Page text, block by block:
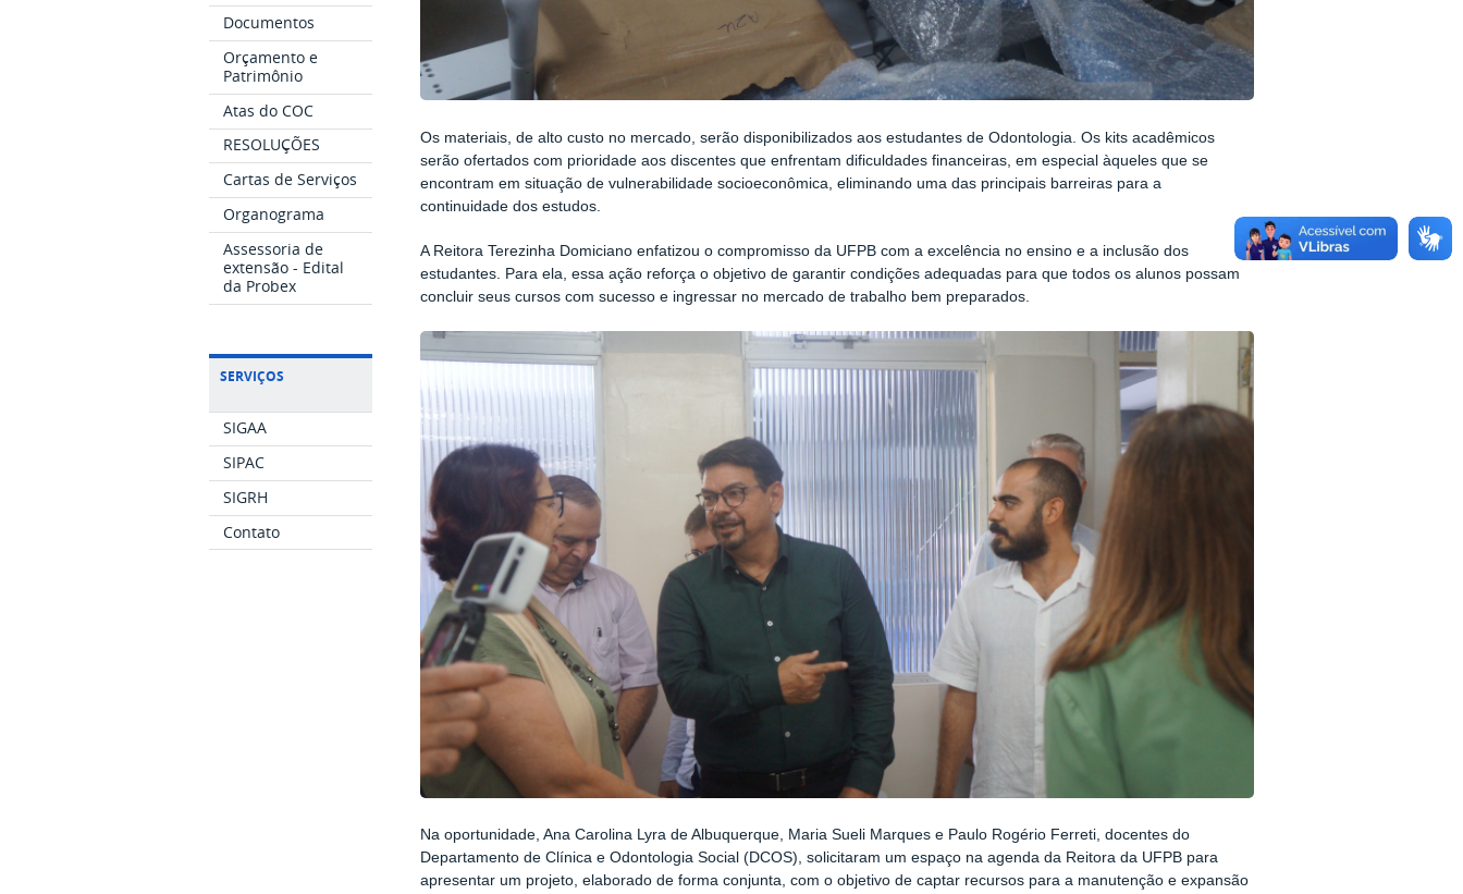
Documentos
Orçamento e
Patrimônio
Atas do COC
RESOLUÇÕES
Cartas de Serviços
Organograma
Assessoria de
extensão - Edital
da Probex
SERVIÇOS
SIGAA
SIPAC
SIGRH
Contato
Os materiais, de alto custo no mercado, serão disponibilizados aos estudantes de Odontologia. Os kits acadêmicos
serão ofertados com prioridade aos discentes que enfrentam dificuldades financeiras, em especial àqueles que se
encontram em situação de vulnerabilidade socioeconômica, eliminando uma das principais barreiras para a
continuidade dos estudos.
A Reitora Terezinha Domiciano enfatizou o compromisso da UFPB com a excelência no ensino e a inclusão dos
estudantes. Para ela, essa ação reforça o objetivo de garantir condições adequadas para que todos os alunos possam
concluir seus cursos com sucesso e ingressar no mercado de trabalho bem preparados.
Na oportunidade, Ana Carolina Lyra de Albuquerque, Maria Sueli Marques e Paulo Rogério Ferreti, docentes do
Departamento de Clínica e Odontologia Social (DCOS), solicitaram um espaço na agenda da Reitora da UFPB para
apresentar um projeto, elaborado de forma conjunta, com o objetivo de captar recursos para a manutenção e expansão